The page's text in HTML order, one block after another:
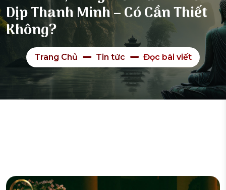
Dịp Thanh Minh – Có Cần Thiết
Không?
Trang Chủ Tin tức Đọc bài viết